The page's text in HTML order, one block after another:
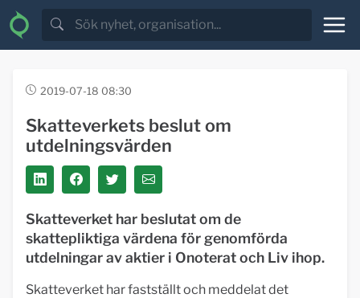
2019-07-18 08:30
Skatteverkets beslut om
utdelningsvärden
Skatteverket har beslutat om de
skattepliktiga värdena för genomförda
utdelningar av aktier i Onoterat och Liv ihop.
Skatteverket har fastställt och meddelat det